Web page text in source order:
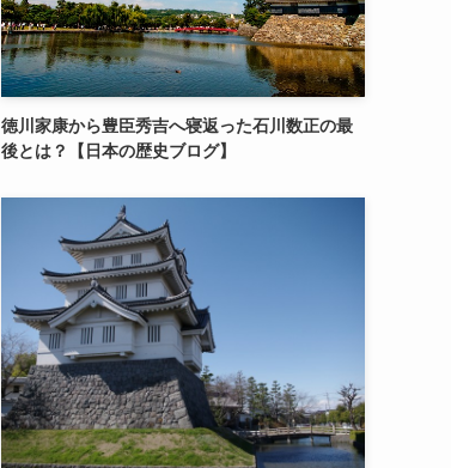
徳川家康から豊臣秀吉へ寝返った石川数正の最
後とは？【日本の歴史ブログ】